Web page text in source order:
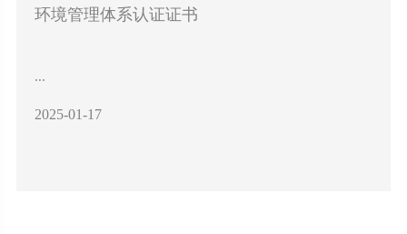
环境管理体系认证证书
...
2025-01-17